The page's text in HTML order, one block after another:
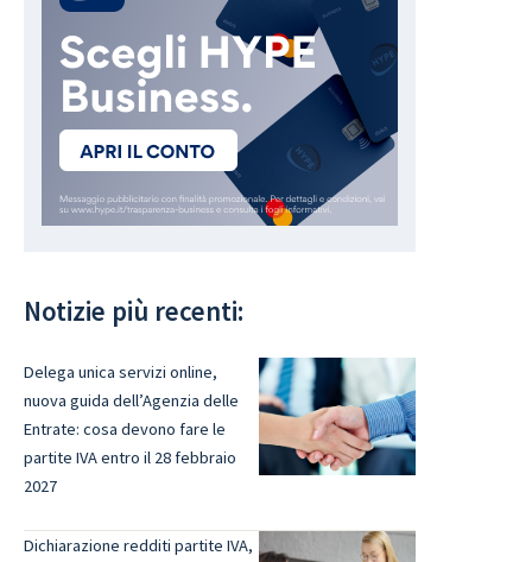
Notizie più recenti:
Delega unica servizi online,
nuova guida dell’Agenzia delle
Entrate: cosa devono fare le
partite IVA entro il 28 febbraio
2027
Dichiarazione redditi partite IVA,